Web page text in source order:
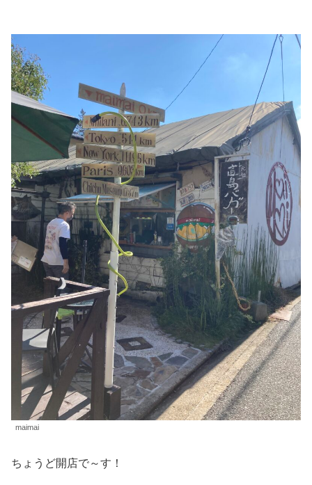
maimai
ちょうど開店で～す！